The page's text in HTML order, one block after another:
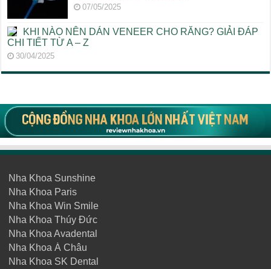
07/05/2025
KHI NÀO NÊN DÁN VENEER CHO RĂNG? GIẢI ĐÁP
CHI TIẾT TỪ A – Z
30/04/2025
Nha Khoa Sunshine
Nha Khoa Paris
Nha Khoa Win Smile
Nha Khoa Thúy Đức
Nha Khoa Avadental
Nha Khoa Á Châu
Nha Khoa SK Dental